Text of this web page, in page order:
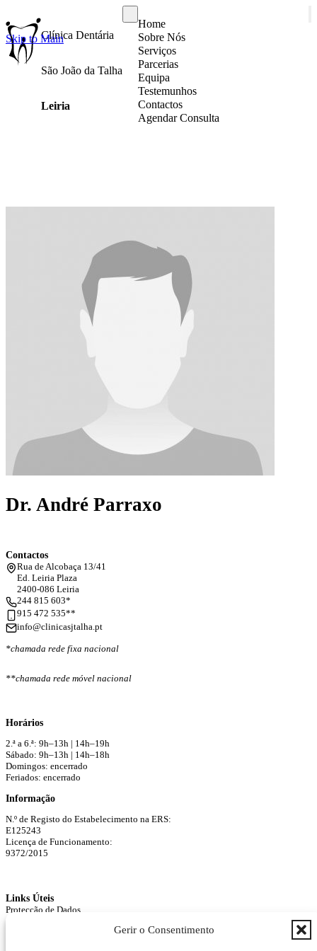
Gerir o Consentimento
Skip to MainClínica Dentária
São João da Talha
Leiria
Home
Sobre Nós
Serviços
Parcerias
Equipa
Testemunhos
Contactos
Agendar Consulta
Dr. André Parraxo
Contactos
Rua de Alcobaça 13/41
Ed. Leiria Plaza
2400-086 Leiria
244 815 603*
915 472 535**
info@clinicasjtalha.pt
*chamada rede fixa nacional
**chamada rede móvel nacional
Horários
2.ª a 6.ª: 9h–13h | 14h–19h
Sábado: 9h–13h | 14h–18h
Domingos: encerrado
Feriados: encerrado
Informação
N.º de Registo do Estabelecimento na ERS:
E125243
Licença de Funcionamento:
9372/2015
Links Úteis
Protecção de Dados